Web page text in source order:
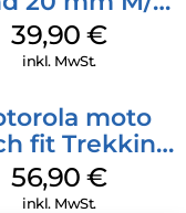
Watch4
Graphite
39,90€
inkl. MwSt.
moto
fit Trekking
Green
56,90€
inkl. MwSt.